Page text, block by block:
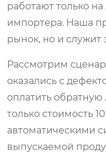
работают только
импортера. Наша
рынок, но и служит
Рассмотрим
оказались с
оплатить
только стоимость
автоматическими
выпускаемой